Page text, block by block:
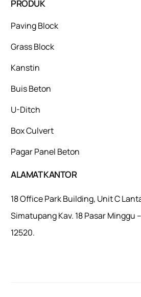
PRODUK
Paving Block
Grass Block
Kanstin
Buis Beton
U-Ditch
Box Culvert
Pagar Panel Beton
ALAMAT KANTOR
18 Office Park Building, Unit C
Simatupang Kav. 18 Pasar Minggu
12520.